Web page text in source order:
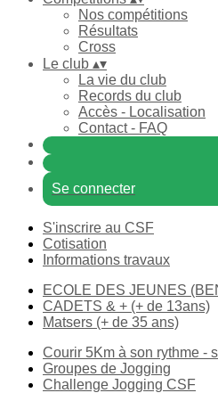
Nos compétitions
Résultats
Cross
Le club ▴▾
La vie du club
Records du club
Accès - Localisation
Contact - FAQ
Se connecter
S'inscrire au CSF
Cotisation
Informations travaux
ECOLE DES JEUNES
CADETS & + (+ de 13ans)
Matsers (+ de 35 ans)
Courir 5Km à son rythme -
Groupes de Jogging
Challenge Jogging CSF